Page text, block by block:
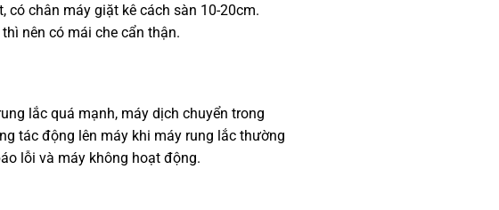
chân máy giặt kê cách sàn 10-20cm.
nên có mái che cẩn thận.
lắc quá mạnh, máy dịch chuyển trong
tác động lên máy khi máy rung lắc thường
lỗi và máy không hoạt động.